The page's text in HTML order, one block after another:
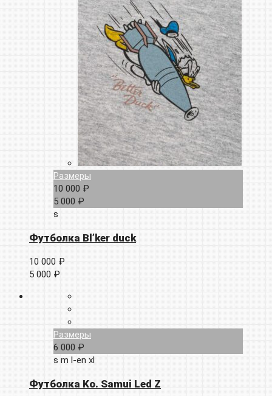
Размеры
10 000 ₽
5 000 ₽
s
Футболка Bl’ker duck
10 000 ₽
5 000 ₽
Размеры
6 000 ₽
s m l-en xl
Футболка Ko. Samui Led Z